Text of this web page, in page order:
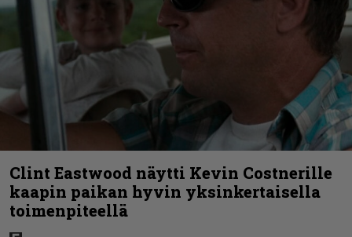
Clint Eastwood näytti Kevin Costnerille
kaapin paikan hyvin yksinkertaisella
toimenpiteellä